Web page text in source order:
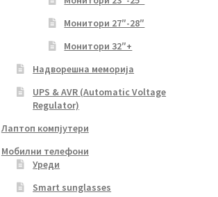
Монитори 27″-28″
Монитори 32″+
Надворешна меморија
UPS & AVR (Automatic Voltage
Regulator)
Лаптоп компјутери
Мобилни телефони
Уреди
Smart sunglasses